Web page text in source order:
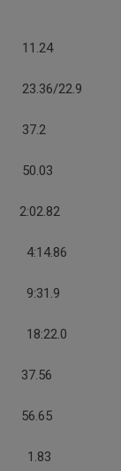
11.24
22.9
37.2
50.03
37.56
56.65
1.83